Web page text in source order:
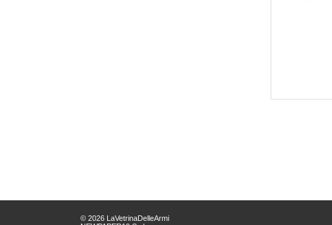
© 2026 LaVetrinaDelleArmi